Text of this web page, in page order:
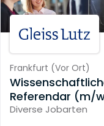
Frankfurt (Vor Ort)
Referendar (m/
Diverse Jobarten